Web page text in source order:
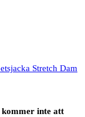
Stretch Dam
kommer inte att